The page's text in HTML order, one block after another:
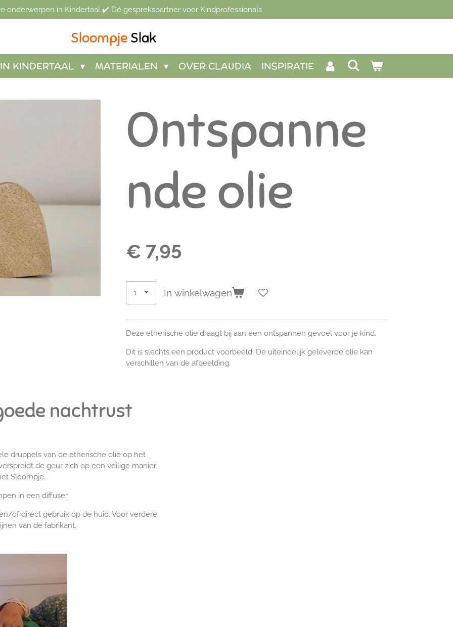
onderwerpen in Kindertaal ✔️ Dé gesprekspartner voor Kindprofessionals
Sloompje Slak
KINDERTAAL MATERIALEN OVER CLAUDIA INSPIRATIE
Ontspanne
nde olie
€ 7,95
In winkelwagen
Deze etherische olie draagt bij aan een ontspannen gevoel voor je kind.
Dit is slechts een product voorbeeld. De uiteindelijk geleverde olie kan
verschillen van de afbeelding.
nachtrust
druppels van de etherische olie op het
de geur zich op een veilige manier
Sloompje.
in een diffuser.
of direct gebruik op de huid. Voor verdere
van de fabrikant.